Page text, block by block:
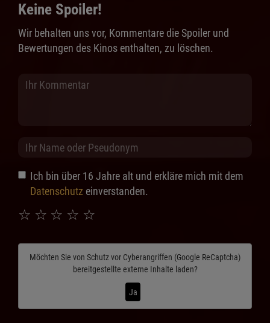
Keine Spoiler!
Wir behalten uns vor, Kommentare die Spoiler und
Bewertungen des Kinos enthalten, zu löschen.
Ich bin über 16 Jahre alt und erkläre mich mit dem
Datenschutz einverstanden.
☆
☆
☆
☆
☆
Möchten Sie von Schutz vor Cyberangriffen (Google ReCaptcha)
bereitgestellte externe Inhalte laden?
Ja